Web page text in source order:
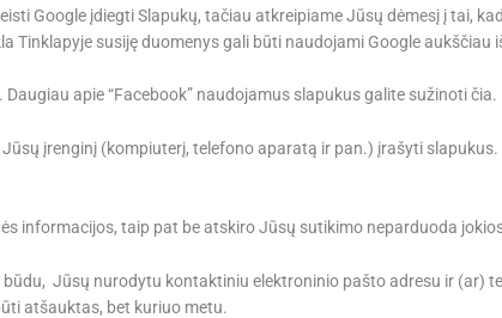
Google įdiegti Slapukų, tačiau atkreipiame Jūsų dėmesį į tai,
susiję duomenys gali būti naudojami Google aukščiau
apie “Facebook” naudojamus slapukus galite sužinoti
įrenginį (kompiuterį, telefono aparatą ir pan.) įrašyti
informacijos, taip pat be atskiro Jūsų sutikimo neparduoda
Jūsų nurodytu kontaktiniu elektroninio pašto adresu ir (ar)
atšauktas, bet kuriuo metu.